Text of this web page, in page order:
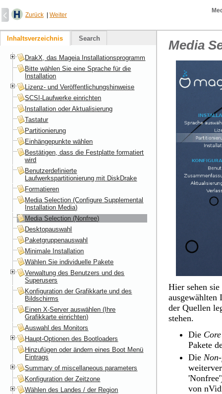
Zurück Weiter
Media
Hier sehen
ausgewählten
der Quellen
stehen.
Die Core
Pakete
Die
von
Inhaltsverzeichnis Search
DrakX, das Mageia Installationsprogramm
Bitte wählen Sie eine Sprache für die
Installation
Lizenz- und Veröffentlichungshinweise
SCSI-Laufwerke einrichten
Installation oder Aktualisierung
Tastatur
Partitionierung
Einhängepunkte wählen
Bestätigen, dass die Festplatte formatiert
wird
Benutzerdefinierte
Laufwerkspartitionierung mit DiskDrake
Formatieren
Media Selection (Configure Supplemental
Installation Media)
Media Selection (Nonfree)
Desktopauswahl
Paketgruppenauswahl
Minimale Installation
Wählen Sie individuelle Pakete
Verwaltung des Benutzers und des
Superusers
Konfiguration der Grafikkarte und des
Bildschirms
Einen X-Server auswählen (Ihre
Grafikkarte einrichten)
Auswahl des Monitors
Haupt-Optionen des Bootloaders
Hinzufügen oder ändern eines Boot Menü
Eintrags
Summary of miscellaneous parameters
Konfiguration der Zeitzone
Wählen des Landes / der Region